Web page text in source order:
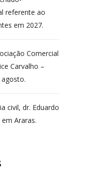
referente ao
em 2027.
Comercial
Carvalho –
civil, dr. Eduardo
Araras.